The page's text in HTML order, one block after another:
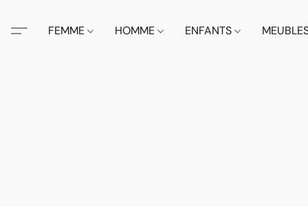
FEMME HOMME ENFANTS